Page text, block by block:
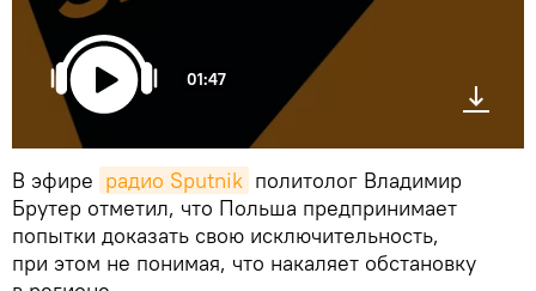
01:47
В эфире радио Sputnik политолог Владимир
Брутер отметил, что Польша предпринимает
попытки доказать свою исключительность,
при этом не понимая, что накаляет обстановку